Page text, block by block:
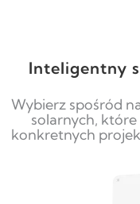
Inteligentny
Wybierz spośród
solarnych, które
konkretnych